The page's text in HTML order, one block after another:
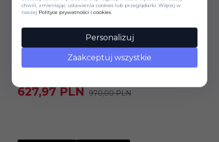
GIORGIO ARMANI
OKULARY KOREKCYJNE GIORGIO ARMANI AR 7202
627,97 PLN 970,00 PLN
chwili, zmieniając ustawienia cookies lub przeglądarki. Więcej w
naszej Polityce prywatności i cookies.
Personalizuj
Zaakceptuj wszystkie